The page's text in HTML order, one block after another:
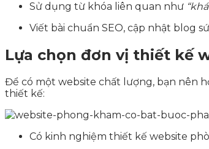
Sử dụng từ khóa liên quan như
Viết bài chuẩn SEO, cập nhật blog
Lựa chọn đơn vị thiết kế
Để có một website chất lượng, bạn nên
thiết kế:
Có kinh nghiệm thiết kế website